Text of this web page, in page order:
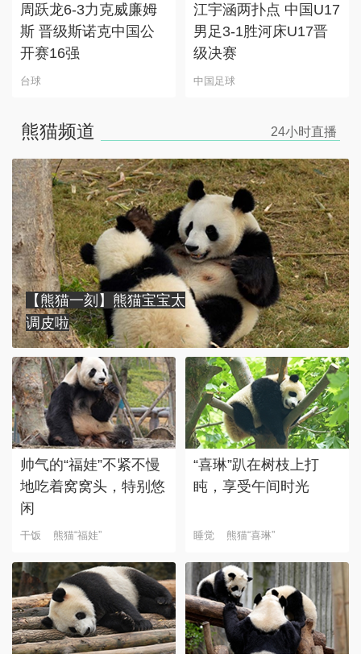
周跃龙6-3力克威廉姆
斯 晋级斯诺克中国公
开赛16强
台球
江宇涵两扑点 中国U17
男足3-1胜河床U17晋
级决赛
中国足球
熊猫频道 24小时直播
【熊猫一刻】熊猫宝宝太
调皮啦
帅气的“福娃”不紧不慢
地吃着窝窝头，特别悠
闲
干饭 熊猫“福娃”
“喜琳”趴在树枝上打
盹，享受午间时光
睡觉 熊猫“喜琳”